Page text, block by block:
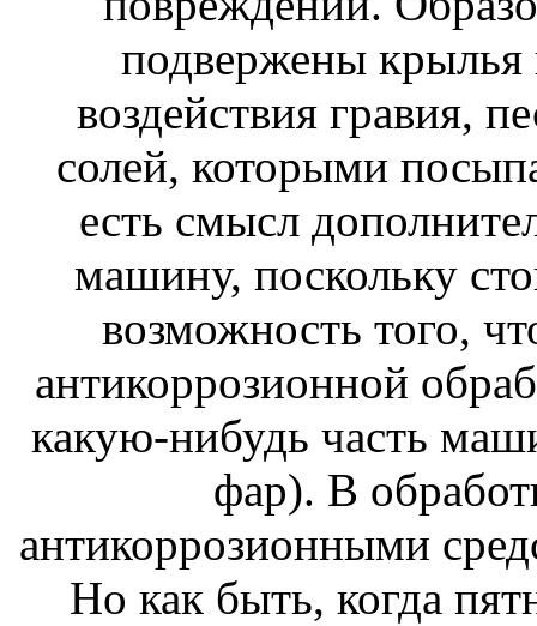
подвержены крылья
воздействия гравия,
солей, которыми
есть смысл
машину, поскольку
возможность того,
антикоррозионной
какую-нибудь часть
фар). В
антикоррозионными
Но как быть, когда